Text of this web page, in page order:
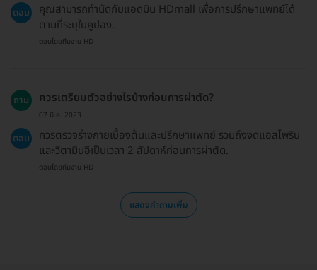
ตอบ
คุณสามารถทำนัดกับแอดมิน HDmall เพื่อการปรึกษาแพทย์ได้
ตามที่ระบุในคูปอง.
ตอบโดยทีมงาน HD
ถาม ควรเตรียมตัวอย่างไรบ้างก่อนการผ่าตัด?
07 มี.ค. 2023
ตอบ
ควรตรวจร่างกายเบื้องต้นและปรึกษาแพทย์ รวมถึงงดแอสไพริน
และวิตามินอีเป็นเวลา 2 สัปดาห์ก่อนการผ่าตัด.
ตอบโดยทีมงาน HD
แสดงคำถามเพิ่ม